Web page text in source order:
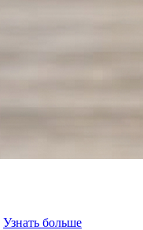
Узнать больше